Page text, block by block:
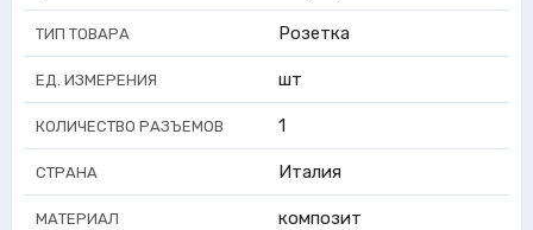
ТИП ТОВАРА Розетка
ЕД. ИЗМЕРЕНИЯ шт
КОЛИЧЕСТВО РАЗЪЕМОВ 1
СТРАНА Италия
МАТЕРИАЛ композит